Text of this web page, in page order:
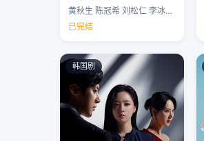
黄秋生 陈冠希 刘松仁 李冰冰 …
已完结
韩国剧